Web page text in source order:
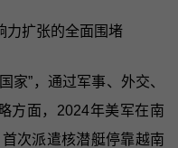
力扩张的全面围堵
家”，通过军事、外交、
方面，2024年美军在南
次派遣核潜艇停靠越南